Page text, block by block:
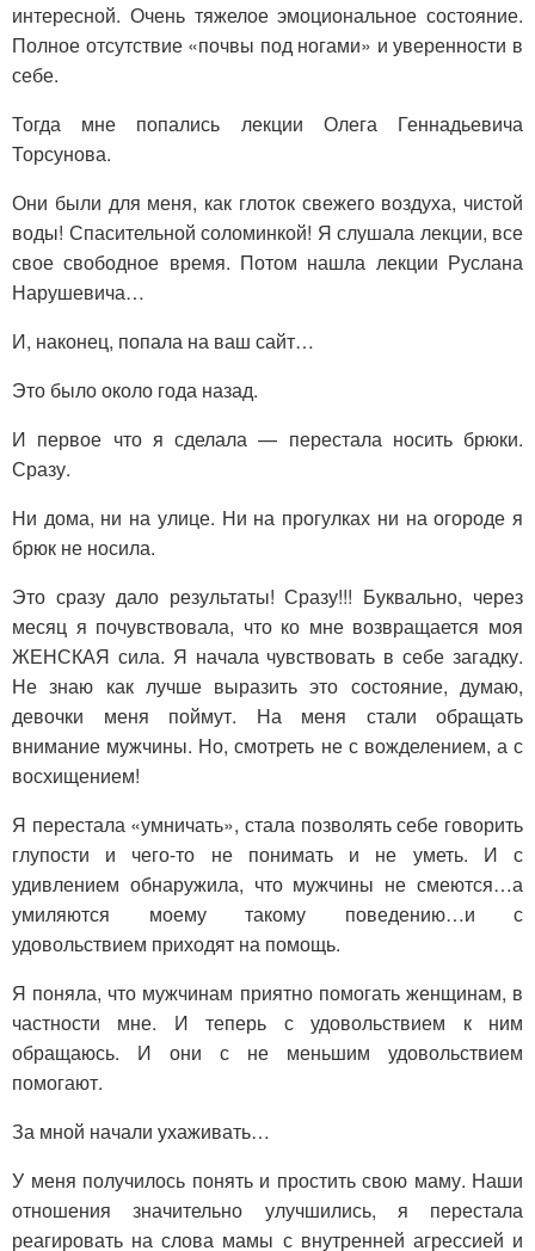
интересной. Очень тяжелое эмоциональное состояние.
Полное отсутствие «почвы под ногами» и уверенности в
себе.
Тогда мне попались лекции Олега Геннадьевича
Торсунова.
Они были для меня, как глоток свежего воздуха, чистой
воды! Спасительной соломинкой! Я слушала лекции, все
свое свободное время. Потом нашла лекции Руслана
Нарушевича…
И, наконец, попала на ваш сайт…
Это было около года назад.
И первое что я сделала — перестала носить брюки.
Сразу.
Ни дома, ни на улице. Ни на прогулках ни на огороде я
брюк не носила.
Это сразу дало результаты! Сразу!!! Буквально, через
месяц я почувствовала, что ко мне возвращается моя
ЖЕНСКАЯ сила. Я начала чувствовать в себе загадку.
Не знаю как лучше выразить это состояние, думаю,
девочки меня поймут. На меня стали обращать
внимание мужчины. Но, смотреть не с вожделением, а с
восхищением!
Я перестала «умничать», стала позволять себе говорить
глупости и чего-то не понимать и не уметь. И с
удивлением обнаружила, что мужчины не смеются…а
умиляются моему такому поведению…и с
удовольствием приходят на помощь.
Я поняла, что мужчинам приятно помогать женщинам, в
частности мне. И теперь с удовольствием к ним
обращаюсь. И они с не меньшим удовольствием
помогают.
За мной начали ухаживать…
У меня получилось понять и простить свою маму. Наши
отношения значительно улучшились, я перестала
реагировать на слова мамы с внутренней агрессией и